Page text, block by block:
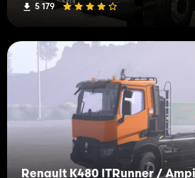
5 179
Renault K480 ITRunner /